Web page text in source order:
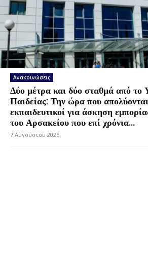
Ανακοινώσεις
Δύο μέτρα και δύο σταθμά από το
Παιδείας: Την ώρα που
εκπαιδευτικοί για άσκηση
του Αρσακείου που επί χρόνια...
7 Αυγούστου 2026